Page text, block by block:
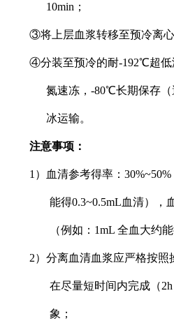
10min；
③将上层血浆转移至预冷离心
④分装至预冷的耐-192℃超低
氮速冻，-80℃长期保存
冰运输。
注意事项：
1）血清参考得率：
能得0.3~0.5mL血清），
（例如：1mL 全血大约
2）分离血清血浆应严格按
在尽量短时间内完成（
象；